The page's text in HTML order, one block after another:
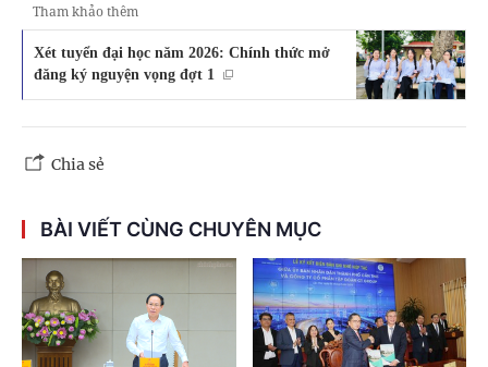
Tham khảo thêm
Xét tuyển đại học năm 2026: Chính thức mở
đăng ký nguyện vọng đợt 1
Chia sẻ
BÀI VIẾT CÙNG CHUYÊN MỤC